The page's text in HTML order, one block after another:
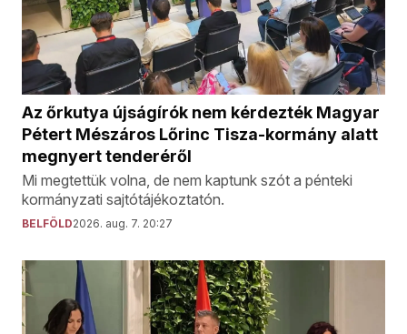
Az őrkutya újságírók nem kérdezték Magyar
Pétert Mészáros Lőrinc Tisza-kormány alatt
megnyert tenderéről
Mi megtettük volna, de nem kaptunk szót a pénteki
kormányzati sajtótájékoztatón.
BELFÖLD2026. aug. 7. 20:27